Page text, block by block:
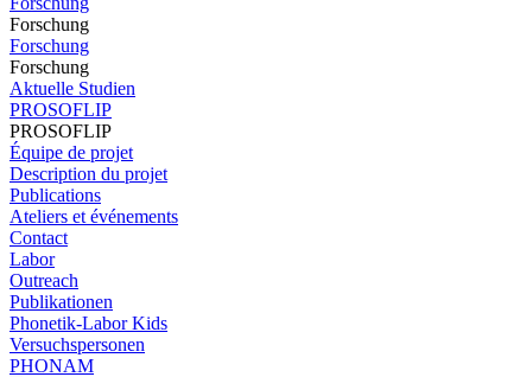
Forschung
Forschung
Forschung
Aktuelle Studien
PROSOFLIP
PROSOFLIP
Équipe de projet
Description du projet
Publications
Ateliers et événements
Contact
Labor
Outreach
Publikationen
Phonetik-Labor Kids
Versuchspersonen
PHONAM